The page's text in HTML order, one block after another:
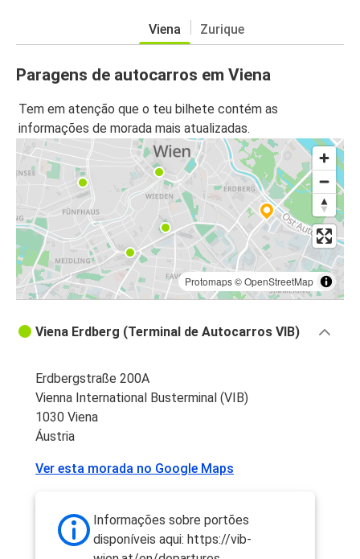
Viena Zurique
Paragens de autocarros em Viena
Tem em atenção que o teu bilhete contém as
informações de morada mais atualizadas.
Protomaps©OpenStreetMap
Viena Erdberg (Terminal de Autocarros VIB)
Erdbergstraße 200A
Vienna International Busterminal (VIB)
1030 Viena
Áustria
Ver esta morada no Google Maps
Informações sobre portões
disponíveis aqui: https://vib-